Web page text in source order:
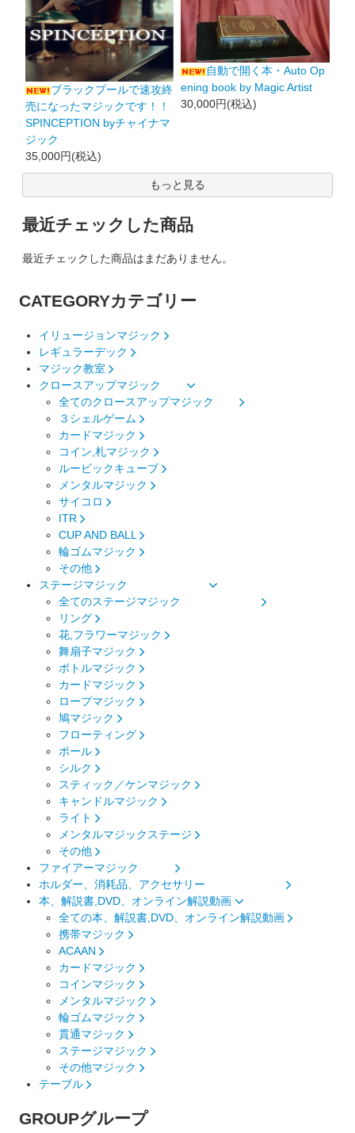
ブラックプールで速攻終
売になったマジックです！！
SPINCEPTION byチャイナマ
ジック
35,000円(税込)
自動で開く本・Auto Op
ening book by Magic Artist
30,000円(税込)
もっと見る
最近チェックした商品
最近チェックした商品はまだありません。
CATEGORYカテゴリー
イリュージョンマジック
レギュラーデック
マジック教室
クロースアップマジック
全てのクロースアップマジック
３シェルゲーム
カードマジック
コイン,札マジック
ルービックキューブ
メンタルマジック
サイコロ
ITR
CUP AND BALL
輪ゴムマジック
その他
ステージマジック
全てのステージマジック
リング
花,フラワーマジック
舞扇子マジック
ボトルマジック
カードマジック
ロープマジック
鳩マジック
フローティング
ボール
シルク
スティック／ケンマジック
キャンドルマジック
ライト
メンタルマジックステージ
その他
ファイアーマジック
ホルダー、消耗品、アクセサリー
本、解説書,DVD、オンライン解説動画
全ての本、解説書,DVD、オンライン解説動画
携帯マジック
ACAAN
カードマジック
コインマジック
メンタルマジック
輪ゴムマジック
貫通マジック
ステージマジック
その他マジック
テーブル
GROUPグループ